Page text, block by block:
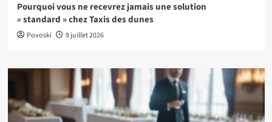
Pourquoi vous ne recevrez jamais une solution
« standard » chez Taxis des dunes
Povoski 9 juillet 2026